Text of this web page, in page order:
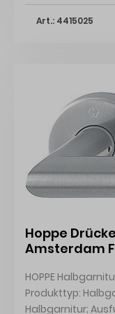
Art.: 4415025
Hoppe
Amsterdam
HOPPE
Produkttyp:
Halbgarnitur;